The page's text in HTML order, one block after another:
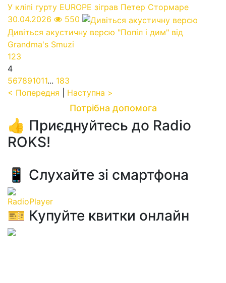
У кліпі гурту EUROPE зіграв Петер Стормаре
30.04.2026
550
Дивіться акустичну версю "Попіл і дим" від
Grandma's Smuzi
123
4
567891011... 183
< Попередня
Наступна >
Потрібна допомога
👍 Приєднуйтесь до Radio
ROKS!
📱 Слухайте зі смартфона
RadioPlayer
🎫 Купуйте квитки онлайн